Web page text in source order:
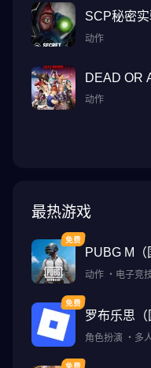
SCP秘密
boratory
动作
DEAD OR
动作
最热游戏
PUBG M（
动作 ・ 电子竞
罗布乐思（
角色扮演 ・ 多